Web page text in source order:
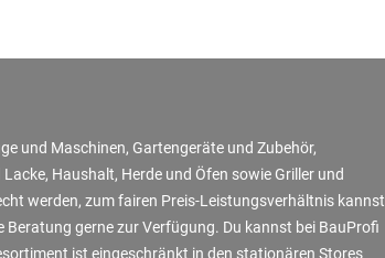
und Maschinen, Gartengeräte und Zubehör,
Haushalt, Herde und Öfen sowie Griller und
werden, zum fairen Preis-Leistungsverhältnis kannst
gerne zur Verfügung. Du kannst bei BauProfi
ist eingeschränkt in den stationären Stores